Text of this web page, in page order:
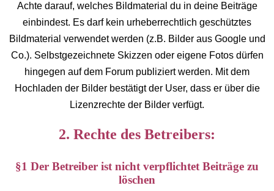
Achte darauf, welches Bildmaterial du in deine Beiträge
einbindest. Es darf kein urheberrechtlich geschütztes
Bildmaterial verwendet werden (z.B. Bilder aus Google und
Co.). Selbstgezeichnete Skizzen oder eigene Fotos dürfen
hingegen auf dem Forum publiziert werden. Mit dem
Hochladen der Bilder bestätigt der User, dass er über die
Lizenzrechte der Bilder verfügt.
2. Rechte des Betreibers:
§1 Der Betreiber ist nicht verpflichtet Beiträge zu
löschen